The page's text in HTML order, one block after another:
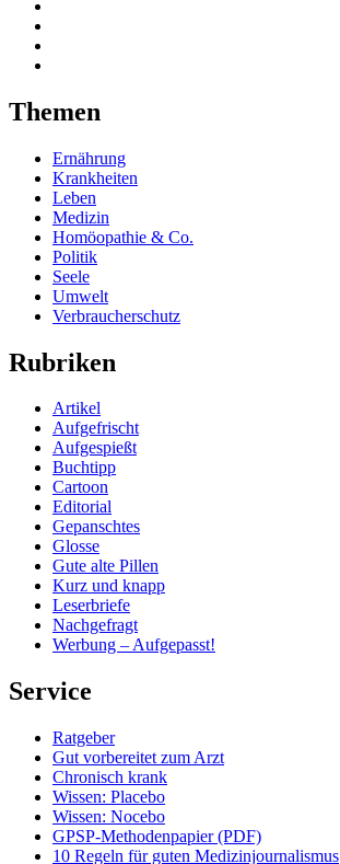
Themen
Ernährung
Krankheiten
Leben
Medizin
Homöopathie & Co.
Politik
Seele
Umwelt
Verbraucherschutz
Rubriken
Artikel
Aufgefrischt
Aufgespießt
Buchtipp
Cartoon
Editorial
Gepanschtes
Glosse
Gute alte Pillen
Kurz und knapp
Leserbriefe
Nachgefragt
Werbung – Aufgepasst!
Service
Ratgeber
Gut vorbereitet zum Arzt
Chronisch krank
Wissen: Placebo
Wissen: Nocebo
GPSP-Methodenpapier (PDF)
10 Regeln für guten Medizinjournalismus